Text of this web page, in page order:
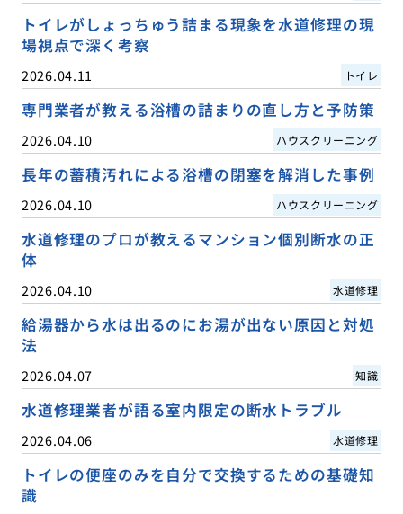
トイレがしょっちゅう詰まる現象を水道修理の現
場視点で深く考察
2026.04.11 トイレ
専門業者が教える浴槽の詰まりの直し方と予防策
2026.04.10 ハウスクリーニング
長年の蓄積汚れによる浴槽の閉塞を解消した事例
2026.04.10 ハウスクリーニング
水道修理のプロが教えるマンション個別断水の正
体
2026.04.10 水道修理
給湯器から水は出るのにお湯が出ない原因と対処
法
2026.04.07 知識
水道修理業者が語る室内限定の断水トラブル
2026.04.06 水道修理
トイレの便座のみを自分で交換するための基礎知
識